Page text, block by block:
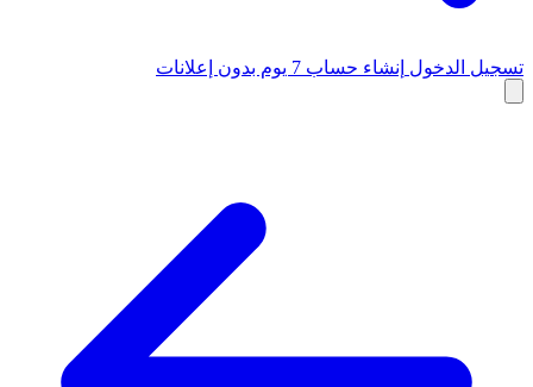
تسجيل الدخول إنشاء حساب 7 يوم بدون إعلانات